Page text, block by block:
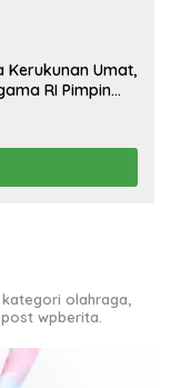
Kerukunan Umat,
RI Pimpin
olahraga,
wpberita.